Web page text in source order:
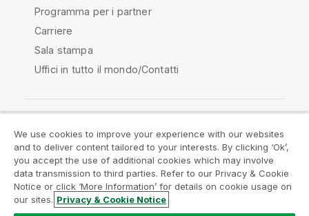
Programma per i partner
Carriere
Sala stampa
Uffici in tutto il mondo/Contatti
Qlik Community
Contratti
Termini del prodotto
Legal Policies
Note Legali
We use cookies to improve your experience with our websites
and to deliver content tailored to your interests. By clicking ‘Ok’,
you accept the use of additional cookies which may involve
data transmission to third parties. Refer to our Privacy & Cookie
Notice or click ‘More Information’ for details on cookie usage on
our sites. Privacy & Cookie Notice